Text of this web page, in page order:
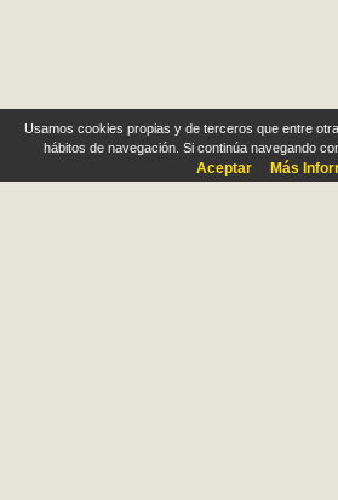
Usamos cookies propias y de terceros que entre
hábitos de navegación. Si continúa navegando
Aceptar Más